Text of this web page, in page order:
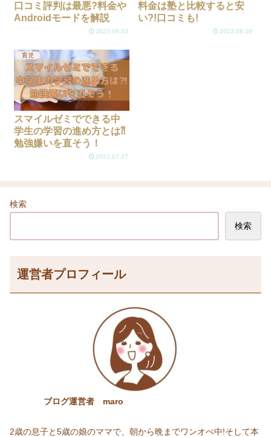
口コミ評判は最悪?料金や
Androidモードを解説
2023.09.03
料金は塾と比較すると安
い?!口コミも!
2023.08.28
育児
スマイルゼミでできる中
学生の学習の進め方とは⁈
勉強嫌いを直そう！
2022.07.27
検索
検索
運営者プロフィール
ブログ運営者 maro
2歳の息子と5歳の娘のママで、朝から晩までワンオぺ中!そして本